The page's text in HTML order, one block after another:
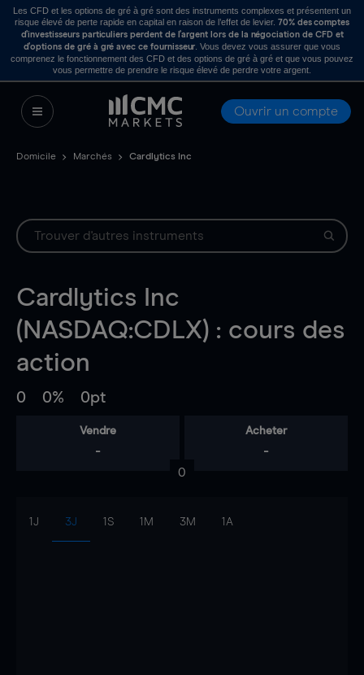
Les CFD et les options de gré à gré sont des instruments complexes et présentent un
risque élevé de perte rapide en capital en raison de l’effet de levier. 70% des comptes
d’investisseurs particuliers perdent de l’argent lors de la négociation de CFD et
d’options de gré à gré avec ce fournisseur . Vous devez vous assurer que vous
comprenez le fonctionnement des CFD et des options de gré à gré et que vous pouvez
vous permettre de prendre le risque élevé de perdre votre argent.
Ouvrir un compte
Domicile Marchés Cardlytics Inc
Cardlytics Inc
(NASDAQ:CDLX) : cours des
action
0 0% 0pt
Vendre
-
Acheter
-
0
1J 3J 1S 1M 3M 1A